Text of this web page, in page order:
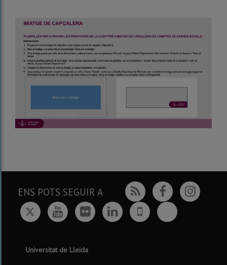
ENS POTS SEGUIR A Rss Facebook
TwitterYoutubeFlickrLinkedin
UdL
App
Bluesky
Universitat de Lleida